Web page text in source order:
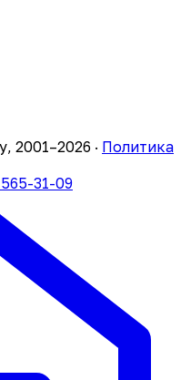
2001–2026 · Политика
31-09